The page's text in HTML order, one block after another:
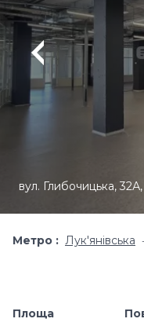
вул. Глибочицька,
Метро Лук'янівська
Площа